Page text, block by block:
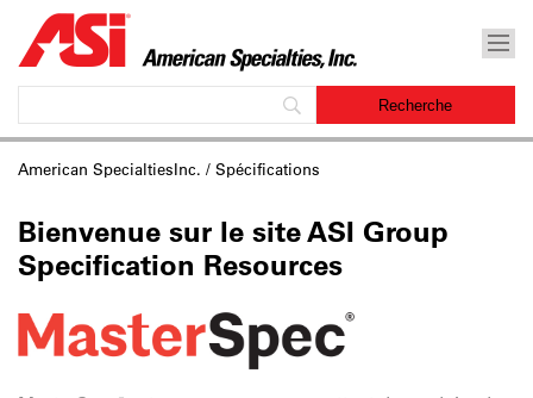
American SpecialtiesInc. / Spécifications
Bienvenue sur le site ASI Group
Specification Resources